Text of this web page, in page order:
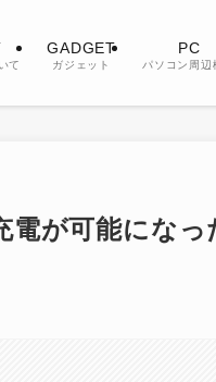
て
GADGET
ガジェット
PC
パソコン周辺
電が可能になっ